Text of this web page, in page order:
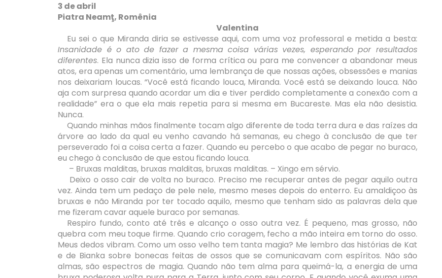
3 de abril
Piatra Neamţ, Romênia
Valentina
Eu sei o que Miranda diria se estivesse aqui, com uma voz professoral e metida a besta:
Insanidade é o ato de fazer a mesma coisa várias vezes, esperando por resultados
diferentes. Ela nunca dizia isso de forma crítica ou para me convencer a abandonar meus
atos, era apenas um comentário, uma lembrança de que nossas ações, obsessões e manias
nos deixariam loucas. “Você está ficando louca, Miranda. Você está se deixando louca. Não
aja com surpresa quando acordar um dia e tiver perdido completamente a conexão com a
realidade” era o que ela mais repetia para si mesma em Bucareste. Mas ela não desistia.
Nunca.
Quando minhas mãos finalmente tocam algo diferente de toda terra dura e das raízes da
árvore ao lado da qual eu venho cavando há semanas, eu chego à conclusão de que ter
perseverado foi a coisa certa a fazer. Quando eu percebo o que acabo de pegar no buraco,
eu chego à conclusão de que estou ficando louca.
– Bruxas malditas, bruxas malditas, bruxas malditas. – Xingo em sérvio.
Deixo o osso cair de volta no buraco. Preciso me recuperar antes de pegar aquilo outra
vez. Ainda tem um pedaço de pele nele, mesmo meses depois do enterro. Eu amaldiçoo às
bruxas e não Miranda por ter tocado aquilo, mesmo que tenham sido as palavras dela que
me fizeram cavar aquele buraco por semanas.
Respiro fundo, conto até três e alcanço o osso outra vez. É pequeno, mas grosso, não
quebra com meu toque firme. Quando crio coragem, fecho a mão inteira em torno do osso.
Meus dedos vibram. Como um osso velho tem tanta magia? Me lembro das histórias de Kat
e de Bianka sobre bonecas feitas de ossos que se comunicavam com espíritos. Não são
almas, são espectros de magia. Quando não tem alma para queimá-la, a energia de uma